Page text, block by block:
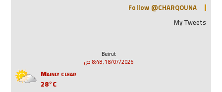
Follow @CHARQOUNA
My Tweets
Beirut
18/07/2026, 8:48 ص
Mainly clear
28°C